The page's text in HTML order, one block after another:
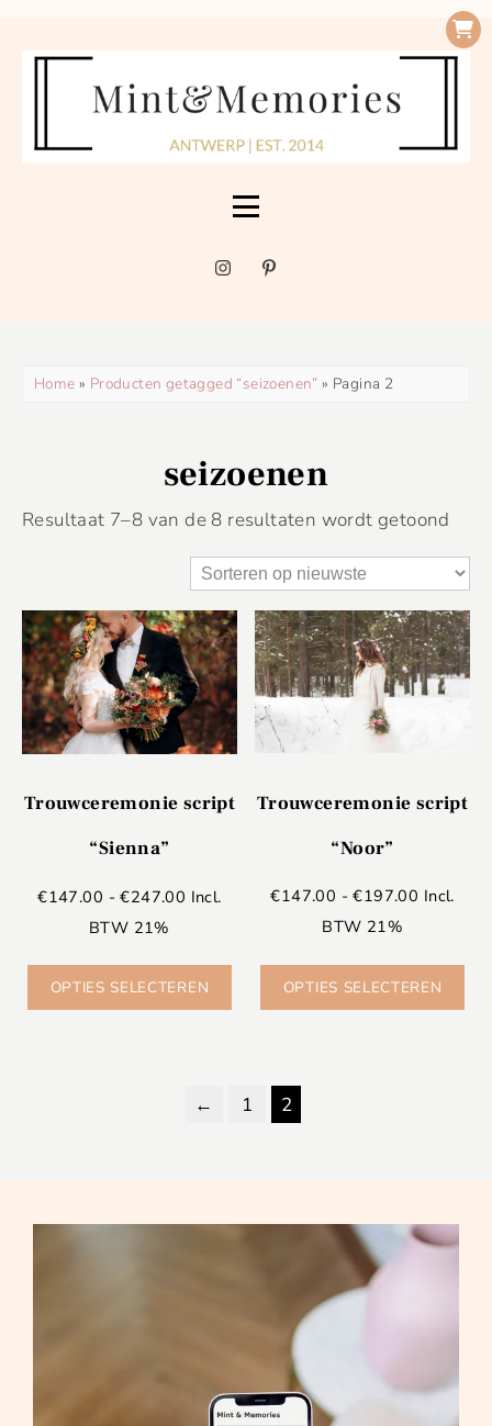
Home » Producten getagged “seizoenen” » Pagina 2
seizoenen
Resultaat 7–8 van de 8 resultaten wordt getoond
Trouwceremonie script
“Sienna”
€147.00 - €247.00 Incl.
BTW 21%
OPTIES SELECTEREN
Trouwceremonie script
“Noor”
€147.00 - €197.00 Incl.
BTW 21%
OPTIES SELECTEREN
← 1 2